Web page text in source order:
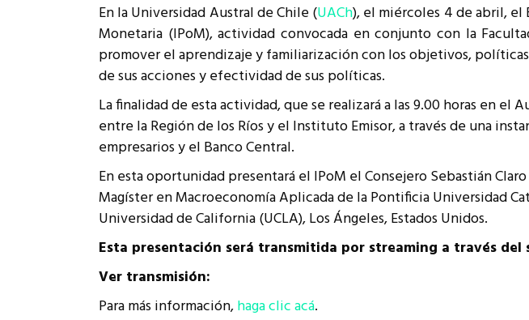
Historia
Kit de Identidad
Cumplimiento Legal
Representantes
Institucionales
Representantes Técnicos
Cómo integrarse a REUNA
En la Universidad Austral de Chile (UACh), el miércoles 4 de abril,
Monetaria (IPoM), actividad convocada en conjunto con la
promover el aprendizaje y familiarización con los objetivos,
de sus acciones y efectividad de sus políticas.
La finalidad de esta actividad, que se realizará a las 9.00 horas en
entre la Región de los Ríos y el Instituto Emisor, a través de una
empresarios y el Banco Central.
En esta oportunidad presentará el IPoM el Consejero Sebastián
Magíster en Macroeconomía Aplicada de la Pontificia Universidad
Universidad de California (UCLA), Los Ángeles, Estados Unidos.
Esta presentación será transmitida por streaming a través del
Ver transmisión:
Para más información,haga clic acá.